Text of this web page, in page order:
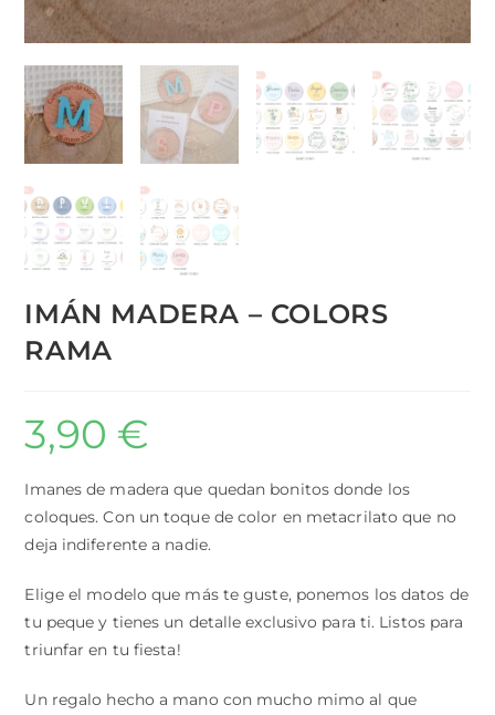
IMÁN MADERA – COLORS
RAMA
3,90 €
Imanes de madera que quedan bonitos donde los
coloques. Con un toque de color en metacrilato que no
deja indiferente a nadie.
Elige el modelo que más te guste, ponemos los datos de
tu peque y tienes un detalle exclusivo para ti. Listos para
triunfar en tu fiesta!
Un regalo hecho a mano con mucho mimo al que